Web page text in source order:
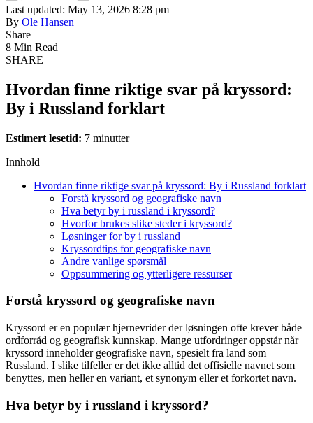
Last updated: May 13, 2026 8:28 pm
By Ole Hansen
Share
8 Min Read
SHARE
Hvordan finne riktige svar på kryssord:
By i Russland forklart
Estimert lesetid: 7 minutter
Innhold
Hvordan finne riktige svar på kryssord: By i Russland forklart
Forstå kryssord og geografiske navn
Hva betyr by i russland i kryssord?
Hvorfor brukes slike steder i kryssord?
Løsninger for by i russland
Kryssordtips for geografiske navn
Andre vanlige spørsmål
Oppsummering og ytterligere ressurser
Forstå kryssord og geografiske navn
Kryssord er en populær hjernevrider der løsningen ofte krever både
ordforråd og geografisk kunnskap. Mange utfordringer oppstår når
kryssord inneholder geografiske navn, spesielt fra land som
Russland. I slike tilfeller er det ikke alltid det offisielle navnet som
benyttes, men heller en variant, et synonym eller et forkortet navn.
Hva betyr by i russland i kryssord?